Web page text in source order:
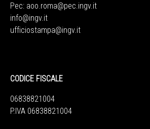
Pec: aoo.roma@pec.ingv.it
info@ingv.it
ufficiostampa@ingv.it
CODICE FISCALE
06838821004
P.IVA 06838821004